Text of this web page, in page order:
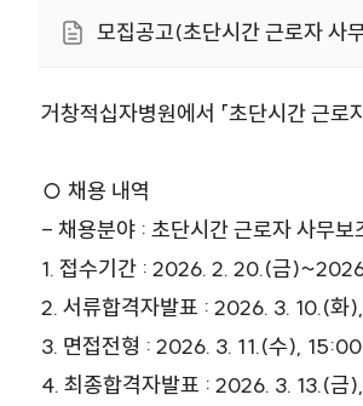
모집공고(초단시간 근로자
거창적십자병원에서 「초단시간 근로
○ 채용 내역
- 채용분야 : 초단시간 근로자 사무보
1. 접수기간 : 2026. 2. 20.(금
2. 서류합격자발표 : 2026. 3. 10.(화
3. 면접전형 : 2026. 3. 11.(수), 15:00
4. 최종합격자발표 : 2026. 3. 13.(금